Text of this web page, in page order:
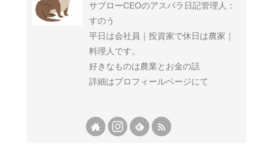
サブローCEOのアスパラ日記管理人：
すのう
平日は会社員｜投資家で休日は農家｜
料理人です。
好きなものは農業とお金の話
詳細はプロフィールページにて